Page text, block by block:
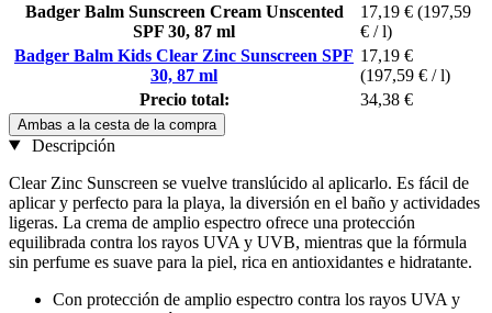
Badger Balm Sunscreen Cream Unscented
SPF 30, 87 ml
17,19 € (197,59
€ / l)
Badger Balm Kids Clear Zinc Sunscreen SPF
30, 87 ml
17,19 €
(197,59 € / l)
Precio total:
34,38 €
Ambas a la cesta de la compra
Descripción
Clear Zinc Sunscreen se vuelve translúcido al aplicarlo. Es fácil de
aplicar y perfecto para la playa, la diversión en el baño y actividades
ligeras. La crema de amplio espectro ofrece una protección
equilibrada contra los rayos UVA y UVB, mientras que la fórmula
sin perfume es suave para la piel, rica en antioxidantes e hidratante.
Con protección de amplio espectro contra los rayos UVA y